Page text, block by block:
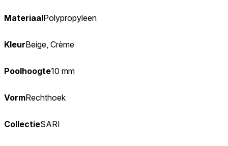
MateriaalPolypropyleen
KleurBeige, Crème
Poolhoogte10 mm
VormRechthoek
CollectieSARI